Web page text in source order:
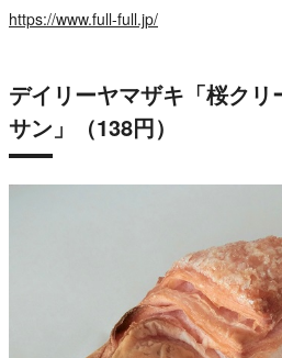
https://www.full-full.jp/
デイリーヤマザキ「桜クリ
サン」（138円）